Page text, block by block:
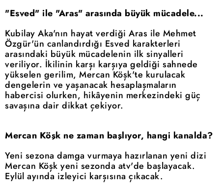
"Esved" ile "Aras" arasında büyük mücadele...
Kubilay Aka'nın hayat verdiği Aras ile Mehmet
Özgür'ün canlandırdığı Esved karakterleri
arasındaki büyük mücadelenin ilk sinyalleri
veriliyor. İkilinin karşı karşıya geldiği sahnede
yükselen gerilim, Mercan Köşk'te kurulacak
dengelerin ve yaşanacak hesaplaşmaların
habercisi olurken, hikâyenin merkezindeki güç
savaşına dair dikkat çekiyor.
Mercan Köşk ne zaman başlıyor, hangi kanalda?
Yeni sezona damga vurmaya hazırlanan yeni dizi
Mercan Köşk yeni sezonda atv'de başlayacak.
Eylül ayında izleyici karşısına çıkacak.